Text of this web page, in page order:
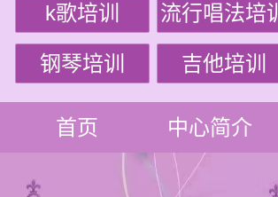
k歌培训 流行唱法培训
钢琴培训 吉他培训
首页 中心简介